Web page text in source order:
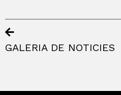
GALERIA DE NOTICIES